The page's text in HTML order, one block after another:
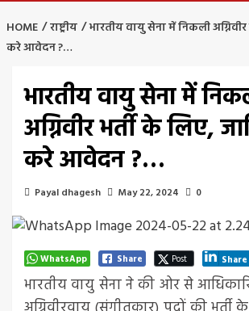
HOME राष्ट्रीय
भारतीय वायु सेना में निकली
करे आवेदन ?…
भारतीय वायु सेना में
अग्निवीर भर्ती के लिए,
करे आवेदन ?…
Payal dhagesh May 22, 2024 0
WhatsApp Share Post Share
भारतीय वायु सेना ने की ओर से